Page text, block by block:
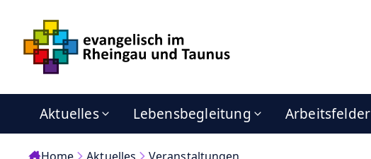
Aktuelles Lebensbegleitung Arbeitsfelder